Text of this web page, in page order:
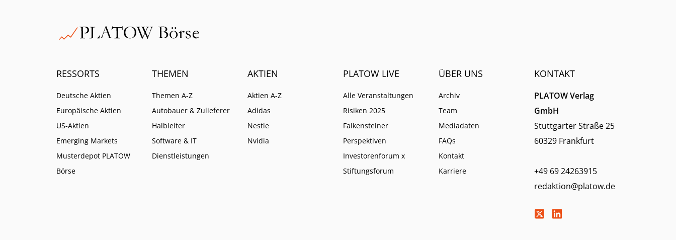
RESSORTS
Deutsche Aktien
Europäische Aktien
US-Aktien
Emerging Markets
Musterdepot PLATOW
Börse
THEMEN
Themen A-Z
Autobauer & Zulieferer
Halbleiter
Software & IT
Dienstleistungen
AKTIEN
Aktien A-Z
Adidas
Nestle
Nvidia
PLATOW LIVE
Alle Veranstaltungen
Risiken 2025
Falkensteiner
Perspektiven
Investorenforum x
Stiftungsforum
ÜBER UNS
Archiv
Team
Mediadaten
FAQs
Kontakt
Karriere
KONTAKT
PLATOW Verlag
GmbH
Stuttgarter Straße 25
60329 Frankfurt
+49 69 24263915
redaktion@platow.de